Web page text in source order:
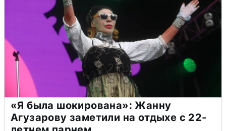
«Я была шокирована»: Жанну
Агузарову заметили на отдыхе с 22-